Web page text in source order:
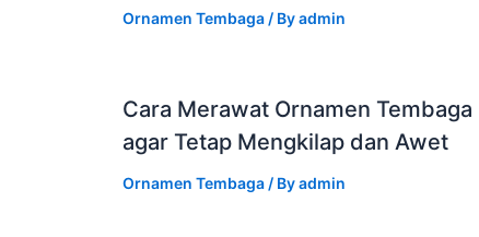
Ornamen Tembaga / Byadmin
Cara Merawat Ornamen Tembaga
agar Tetap Mengkilap dan Awet
Ornamen Tembaga / Byadmin